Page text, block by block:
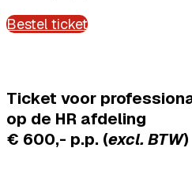
Bestel ticket
Ticket voor
op de HR afdeling
€ 600,- p.p. (excl. BTW)